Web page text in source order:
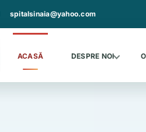
spitalsinaia@yahoo.com
ACASĂ DESPRE NOI